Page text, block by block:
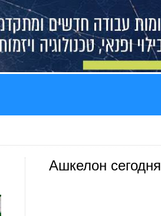
Ашкелон сегодня